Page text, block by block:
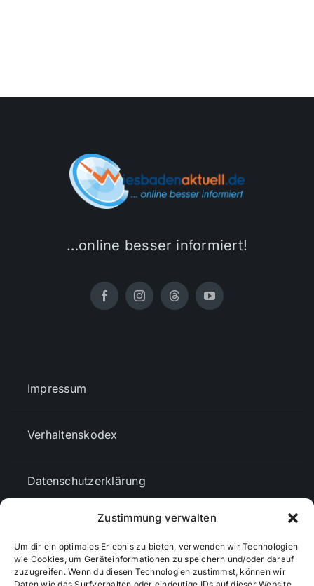
Zustimmung verwalten
Um dir ein optimales Erlebnis zu bieten, verwenden wir Technologien
wie Cookies, um Geräteinformationen zu speichern und/oder darauf
zuzugreifen. Wenn du diesen Technologien zustimmst, können wir
…online besser informiert!
Impressum
Verhaltenskodex
Datenschutzerklärung
Cookie-Richtlinie (EU)